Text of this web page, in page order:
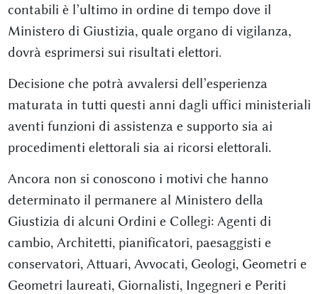
contabili è l’ultimo in ordine di tempo dove il
Ministero di Giustizia, quale organo di vigilanza,
dovrà esprimersi sui risultati elettori.
Decisione che potrà avvalersi dell’esperienza
maturata in tutti questi anni dagli uffici ministeriali
aventi funzioni di assistenza e supporto sia ai
procedimenti elettorali sia ai ricorsi elettorali.
Ancora non si conoscono i motivi che hanno
determinato il permanere al Ministero della
Giustizia di alcuni Ordini e Collegi: Agenti di
cambio, Architetti, pianificatori, paesaggisti e
conservatori, Attuari, Avvocati, Geologi, Geometri e
Geometri laureati, Giornalisti, Ingegneri e Periti